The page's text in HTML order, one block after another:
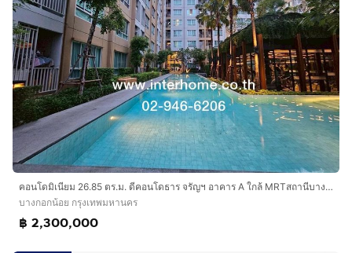
คอนโดมิเนียม 26.85 ตร.ม. ดีคอนโดธาร จรัญฯ อาคาร A ใกล้ MRTสถานีบางขุนนนท์ ถนนเลียบทางรถไฟตลิ่งชัน ถนนจรัญสนิทวงศ์ เขตบางกอกน้อย กรุงเทพ
บางกอกน้อย กรุงเทพมหานคร
฿ 2,300,000